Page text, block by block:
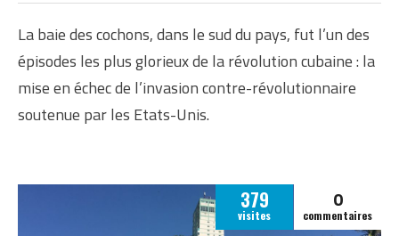
La baie des cochons, dans le sud du pays, fut l’un des
épisodes les plus glorieux de la révolution cubaine : la
mise en échec de l’invasion contre-révolutionnaire
soutenue par les Etats-Unis.
379
visites
0
commentaires